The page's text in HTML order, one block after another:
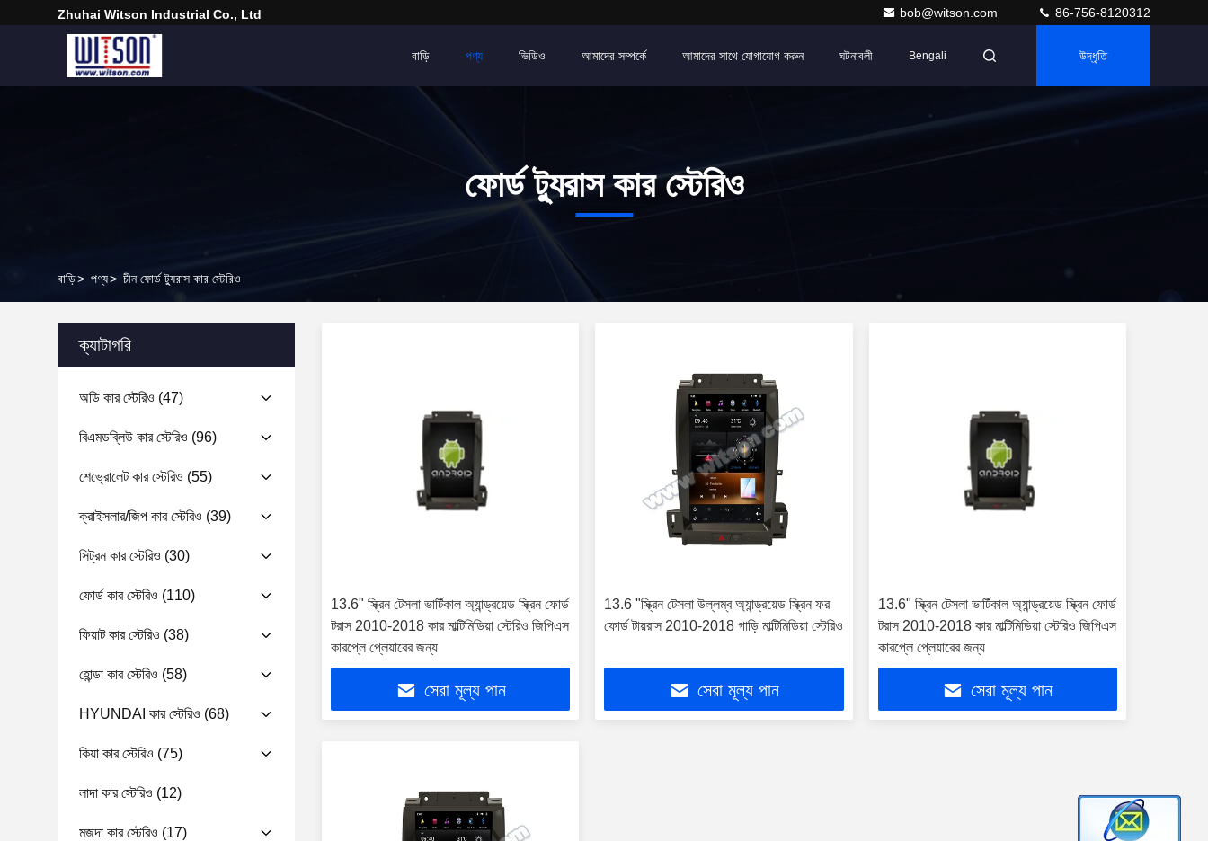
Zhuhai Witson Industrial Co., Ltd bob@witson.com 86-756-8120312
বাড়ি পণ্য ভিডিও আমাদের সম্পর্কে আমাদের সাথে যোগাযোগ করুন ঘটনাবলী Bengali উদ্ধৃতি
ফোর্ড ট্যুরাস কার স্টেরিও
বাড়ি> পণ্য> চীন ফোর্ড ট্যুরাস কার স্টেরিও
ক্যাটাগরি
অডি কার স্টেরিও (47)
বিএমডব্লিউ কার স্টেরিও (96)
শেভ্রোলেট কার স্টেরিও (55)
ক্রাইসলার/জিপ কার স্টেরিও (39)
সিট্রন কার স্টেরিও (30)
ফোর্ড কার স্টেরিও (110)
ফিয়াট কার স্টেরিও (38)
হোন্ডা কার স্টেরিও (58)
HYUNDAI কার স্টেরিও (68)
কিয়া কার স্টেরিও (75)
লাদা কার স্টেরিও (12)
মজদা কার স্টেরিও (17)
13.6" স্ক্রিন টেসলা ভার্টিকাল অ্যান্ড্রয়েড স্ক্রিন ফোর্ড
টরাস 2010-2018 কার মাল্টিমিডিয়া স্টেরিও জিপিএস
কারপ্লে প্লেয়ারের জন্য
সেরা মূল্য পান
13.6 "স্ক্রিন টেসলা উল্লম্ব অ্যান্ড্রয়েড স্ক্রিন ফর
ফোর্ড টায়রাস 2010-2018 গাড়ি মাল্টিমিডিয়া স্টেরিও
সেরা মূল্য পান
13.6" স্ক্রিন টেসলা ভার্টিকাল অ্যান্ড্রয়েড স্ক্রিন ফোর্ড
টরাস 2010-2018 কার মাল্টিমিডিয়া স্টেরিও জিপিএস
কারপ্লে প্লেয়ারের জন্য
সেরা মূল্য পান